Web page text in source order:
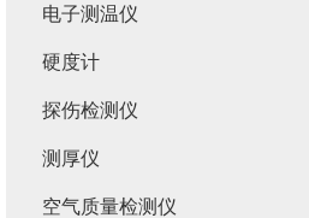
电子测温仪
硬度计
探伤检测仪
测厚仪
空气质量检测仪